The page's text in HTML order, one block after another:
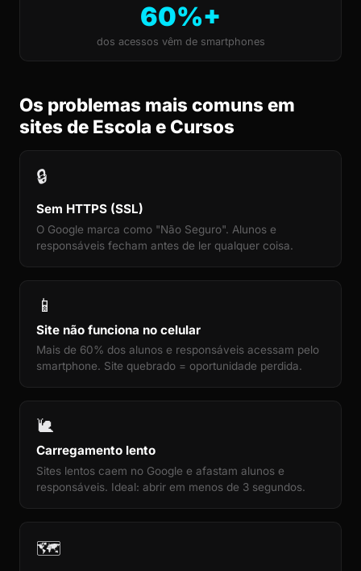
60%+
dos acessos vêm de smartphones
Os problemas mais comuns em
sites de Escola e Cursos
🔒
Sem HTTPS (SSL)
O Google marca como "Não Seguro". Alunos e
responsáveis fecham antes de ler qualquer coisa.
📱
Site não funciona no celular
Mais de 60% dos alunos e responsáveis acessam pelo
smartphone. Site quebrado = oportunidade perdida.
🐌
Carregamento lento
Sites lentos caem no Google e afastam alunos e
responsáveis. Ideal: abrir em menos de 3 segundos.
🗺️